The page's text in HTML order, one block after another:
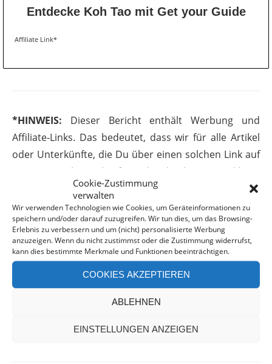
Cookie-Zustimmung
verwalten
Wir verwenden Technologien wie Cookies, um Geräteinformationen zu
speichern und/oder darauf zuzugreifen. Wir tun dies, um das Browsing-
Erlebnis zu verbessern und um (nicht) personalisierte Werbung
anzuzeigen. Wenn du nicht zustimmst oder die Zustimmung widerrufst,
kann dies bestimmte Merkmale und Funktionen beeinträchtigen.
COOKIES AKZEPTIEREN
ABLEHNEN
EINSTELLUNGEN ANZEIGEN
Entdecke Koh Tao mit Get your Guide
Affiliate Link*
*HINWEIS: Dieser Bericht enthält Werbung und
Affiliate-Links. Das bedeutet, dass wir für alle Artikel
oder Unterkünfte, die Du über einen solchen Link auf
unserer Website kaufst oder buchst eine kleine
Provision erhalten. Wir empfehlen nur Produkte, die
wir auch selber nutzen oder guten Gewissens
empfehlen können. Dabei entstehen Dir keine
Mehrkosten und Du unterstützt uns darin auch
weiterhin gute und informative Artikel auf Hummeln
im Arsch zu veröffentlichen. Wir danken Dir für Deine
Unterstützung.